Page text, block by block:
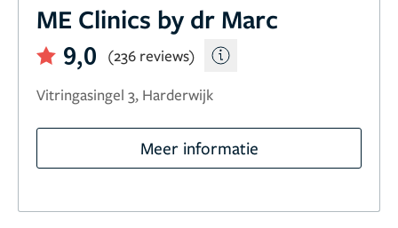
ME Clinics by dr Marc
9,0
(236 reviews)
Vitringasingel 3, Harderwijk
Meer informatie